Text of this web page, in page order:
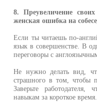
8. Преувеличение
женская ошибка на
Если ты читаешь по-
язык в совершенстве. В
переговоры с
Не нужно делать вид,
страшного в том, чтобы
Заверьте
навыкам за короткое время.